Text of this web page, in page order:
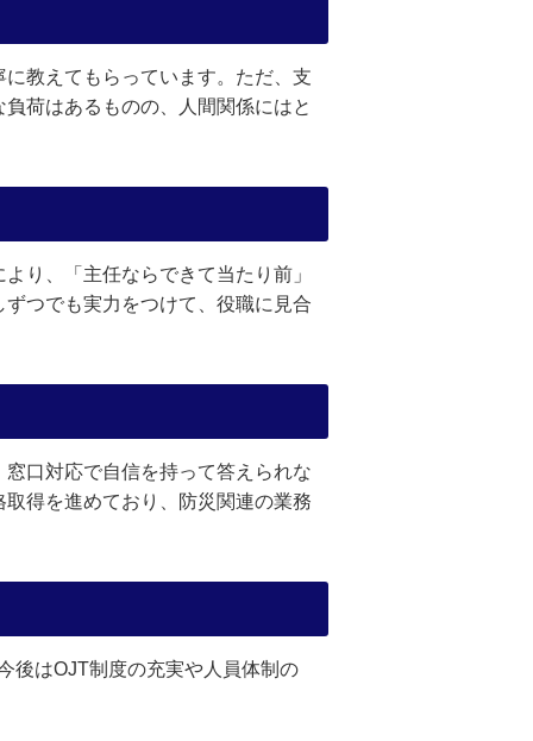
教えてもらっています。ただ、支
荷はあるものの、人間関係にはと
り、「主任ならできて当たり前」
つでも実力をつけて、役職に見合
口対応で自信を持って答えられな
得を進めており、防災関連の業務
後はOJT制度の充実や人員体制の